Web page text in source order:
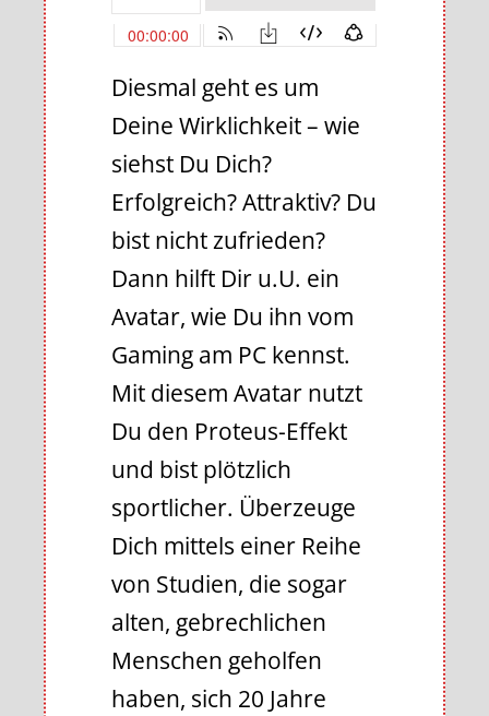
Diesmal geht es um
Deine Wirklichkeit – wie
siehst Du Dich?
Erfolgreich? Attraktiv? Du
bist nicht zufrieden?
Dann hilft Dir u.U. ein
Avatar, wie Du ihn vom
Gaming am PC kennst.
Mit diesem Avatar nutzt
Du den Proteus-Effekt
und bist plötzlich
sportlicher. Überzeuge
Dich mittels einer Reihe
von Studien, die sogar
alten, gebrechlichen
Menschen geholfen
haben, sich 20 Jahre